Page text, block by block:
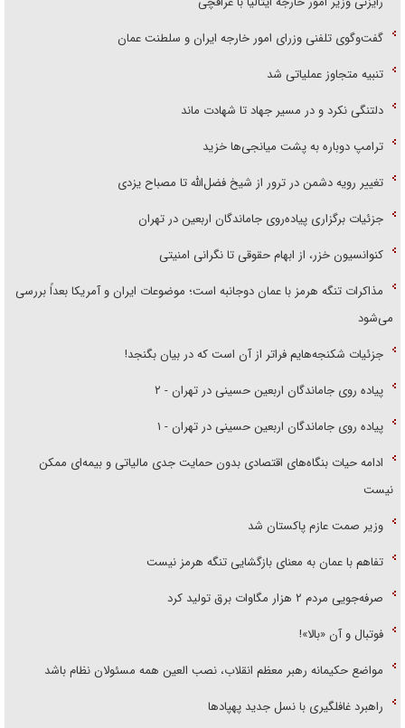
گفت‌وگوی تلفنی وزرای امور خارجه ایران و سلطنت عمان
تنبیه متجاوز عملیاتی شد
دلتنگی نکرد و در مسیر جهاد تا شهادت ماند
ترامپ دوباره به پشت میانجی‌ها خزید
تغییر رویه دشمن در ترور از شیخ فضل‌الله تا مصباح یزدی
جزئیات برگزاری پیاده‌روی جاماندگان اربعین در تهران
کنوانسیون خزر، از ابهام حقوقی تا نگرانی امنیتی
مذاکرات تنگه هرمز با عمان دوجانبه است؛ موضوعات ایران و آمریکا بعداً بررسی
می‌شود
جزئیات شکنجه‌هایم فراتر از آن است که در بیان بگنجد!
پیاده روی جاماندگان اربعین حسینی در تهران - ۲
پیاده روی جاماندگان اربعین حسینی در تهران - ۱
ادامه حیات بنگاه‌های اقتصادی بدون حمایت جدی مالیاتی و بیمه‌ای ممکن
نیست
وزیر صمت عازم پاکستان شد
تفاهم با عمان به معنای بازگشایی تنگه هرمز نیست
صرفه‌جویی مردم ۲ هزار مگاوات برق تولید کرد
فوتبال و آن «بالا»!
مواضع حکیمانه رهبر معظم انقلاب، نصب العین همه مسئولان نظام باشد
راهبرد غافلگیری با نسل جدید پهپاد‌ها